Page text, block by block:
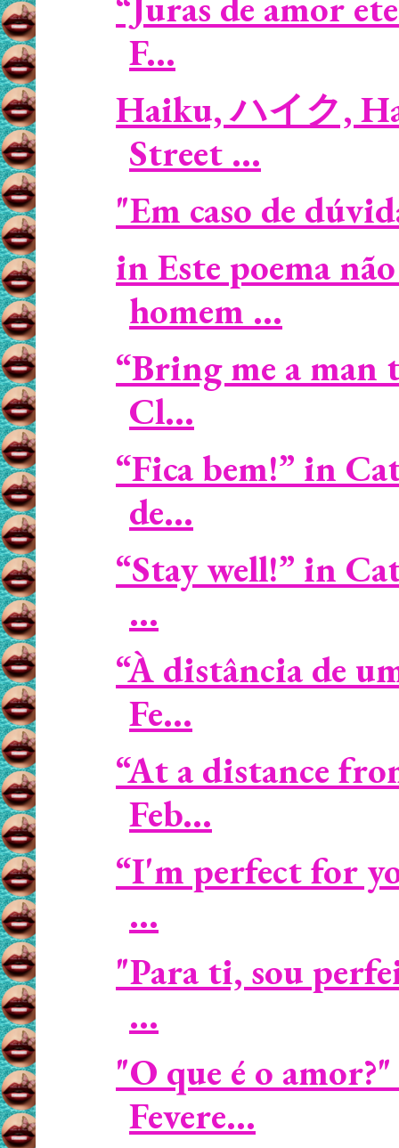
F...
Haiku, ハイク,
Street ...
"Em caso de
in Este poema
homem ...
“Bring me a
Cl...
“Fica bem!” in
de...
“Stay well!” in
...
“À distância de
Fe...
“At a distance
Feb...
“I'm perfect for
...
"Para ti, sou
...
"O que é o
Fevere...